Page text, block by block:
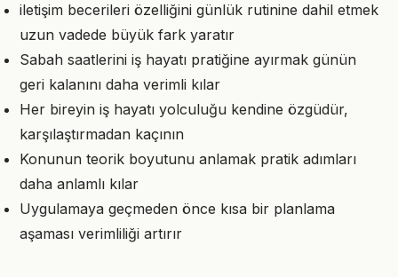
iletişim becerileri özelliğini günlük rutinine dahil etmek
uzun vadede büyük fark yaratır
Sabah saatlerini iş hayatı pratiğine ayırmak günün
geri kalanını daha verimli kılar
Her bireyin iş hayatı yolculuğu kendine özgüdür,
karşılaştırmadan kaçının
Konunun teorik boyutunu anlamak pratik adımları
daha anlamlı kılar
Uygulamaya geçmeden önce kısa bir planlama
aşaması verimliliği artırır